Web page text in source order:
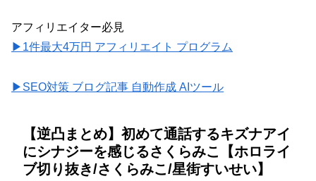
アフィリエイター必見
▶1件最大4万円 アフィリエイト プログラム
▶SEO対策 ブログ記事 自動作成 AIツール
【逆凸まとめ】初めて通話するキズナアイ
にシナジーを感じるさくらみこ【ホロライ
ブ切り抜き/さくらみこ/星街すいせい】